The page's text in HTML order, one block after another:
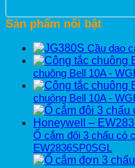
Sản phẩm nổi bật
Cầu dao
chuông Bell 10A -
chuông Bell 10A -
Ổ cắm đôi 3 chấu có
EW2836SP0SGL